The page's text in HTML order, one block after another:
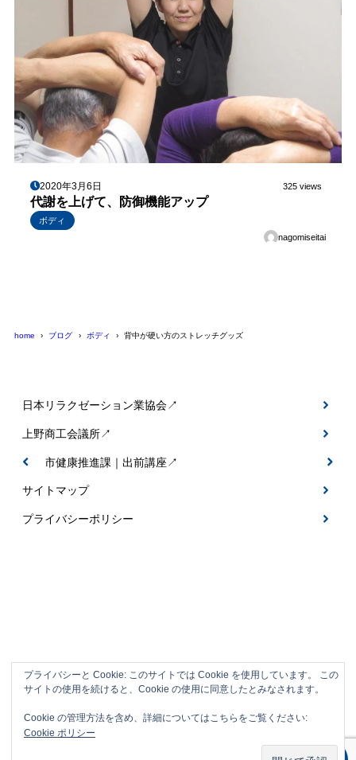
2020年3月6日 325 views
代謝を上げて、防御機能アップ
ボディ
nagomiseitai
home ブログ ボディ 背中が硬い方のストレッチグッズ
日本リラクゼーション業協会↗
上野商工会議所↗
伊賀市健康推進課｜出前講座↗
サイトマップ
プライバシーポリシー
伊賀市の整体＆フットケアサロン｜なごみ
整体
© 伊賀市の整体＆フットケアサロン｜なごみ整体. All Rights Reserved.
プライバシーと Cookie: このサイトでは Cookie を使用しています。 この
サイトの使用を続けると、Cookie の使用に同意したとみなされます。
Cookie の管理方法を含め、詳細についてはこちらをご覧ください:
Cookie ポリシー